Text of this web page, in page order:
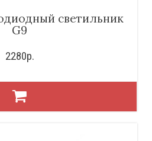
светильник
G9
2280р.